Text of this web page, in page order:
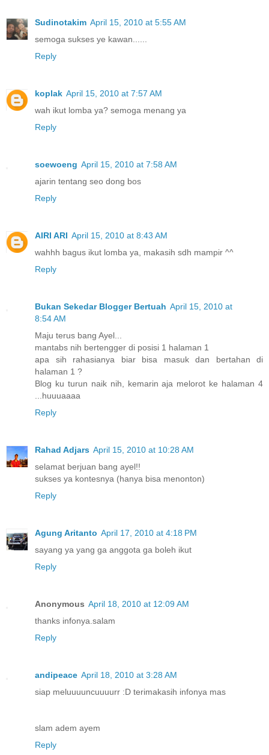
Sudinotakim April 15, 2010 at 5:55 AM
semoga sukses ye kawan......
Reply
koplak April 15, 2010 at 7:57 AM
wah ikut lomba ya? semoga menang ya
Reply
soewoeng April 15, 2010 at 7:58 AM
ajarin tentang seo dong bos
Reply
AIRI ARI April 15, 2010 at 8:43 AM
wahhh bagus ikut lomba ya, makasih sdh mampir ^^
Reply
Bukan Sekedar Blogger Bertuah April 15, 2010 at
8:54 AM
Maju terus bang Ayel...
mantabs nih bertengger di posisi 1 halaman 1
apa sih rahasianya biar bisa masuk dan bertahan di
halaman 1 ?
Blog ku turun naik nih, kemarin aja melorot ke halaman 4
...huuuaaaa
Reply
Rahad Adjars April 15, 2010 at 10:28 AM
selamat berjuan bang ayel!!
sukses ya kontesnya (hanya bisa menonton)
Reply
Agung Aritanto April 17, 2010 at 4:18 PM
sayang ya yang ga anggota ga boleh ikut
Reply
Anonymous April 18, 2010 at 12:09 AM
thanks infonya.salam
Reply
andipeace April 18, 2010 at 3:28 AM
siap meluuuuncuuuurr :D terimakasih infonya mas
slam adem ayem
Reply